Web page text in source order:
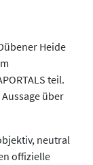
Heide
teil.
über
neutral
offizielle